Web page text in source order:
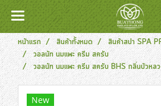
หน้าแรก สินค้าทั้งหมด
สินค้าสปา SPA
วอลนัท นมแพะ ครีม สครับ
วอลนัท นมแพะ ครีม สครับ BHS กลิ่นบัวหล
New